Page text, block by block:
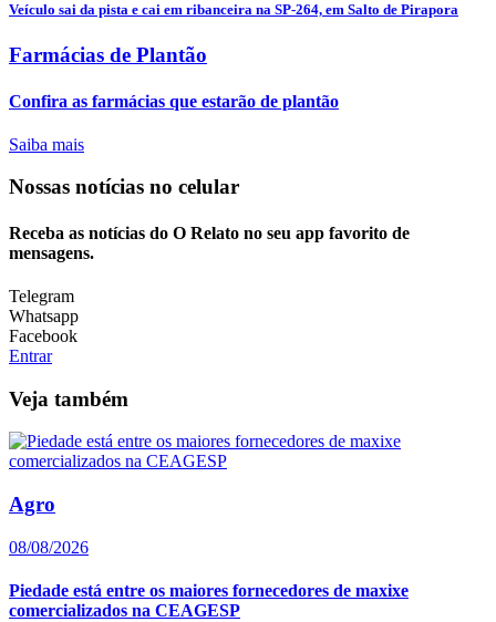
Veículo sai da pista e cai em ribanceira na SP-264, em Salto de Pirapora
Farmácias de Plantão
Confira as farmácias que estarão de plantão
Saiba mais
Nossas notícias no celular
Receba as notícias do O Relato no seu app favorito de
mensagens.
Telegram
Whatsapp
Facebook
Entrar
Veja também
Agro
08/08/2026
Piedade está entre os maiores fornecedores de maxixe
comercializados na CEAGESP